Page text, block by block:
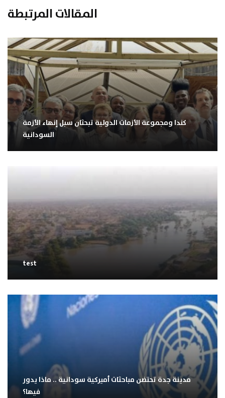
المقالات المرتبطة
كندا ومجموعة الأزمات الدولية تبحثان سبل إنهاء الأزمة
السودانية
test
مدينة جدة تحتضن مباحثات أميركية سودانية .. ماذا يدور
فيها؟